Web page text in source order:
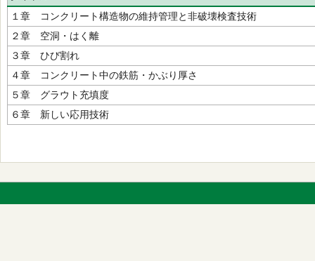
１章 コンクリート構造物の維持管理と非破壊検査技術
２章 空洞・はく離
３章 ひび割れ
４章 コンクリート中の鉄筋・かぶり厚さ
５章 グラウト充填度
６章 新しい応用技術